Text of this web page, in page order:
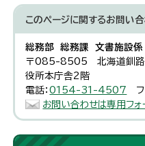
このページに関するお問い
総務部 総務課 文書施設係
〒085-8505 北海道釧路
役所本庁舎2階
電話：0154-31-4507
フ
お問い合わせは専用フォ